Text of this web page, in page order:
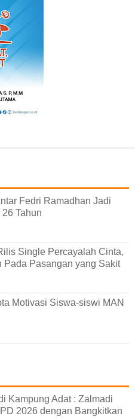
Fedri Ramadhan Jadi
Tahun
Single Percayalah Cinta,
Pada Pasangan yang Sakit
Motivasi Siswa-siswi MAN
Kampung Adat : Zalmadi
2026 dengan Bangkitkan